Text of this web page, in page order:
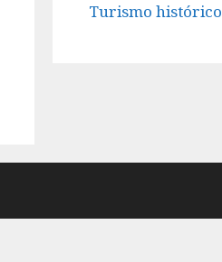
Turismo histórico